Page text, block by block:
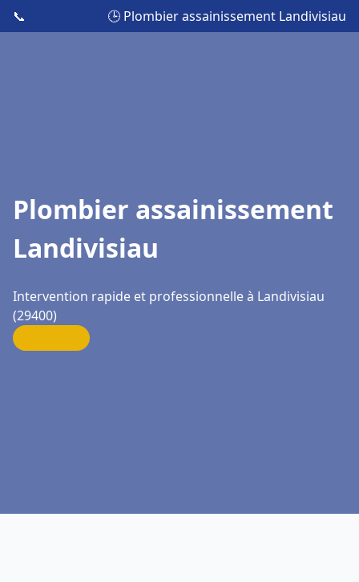
📞 🕒 Plombier assainissement Landivisiau
Plombier assainissement
Landivisiau
Intervention rapide et professionnelle à Landivisiau
(29400)